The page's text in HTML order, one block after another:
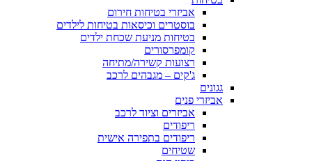
אביזרי בטיחות חירום
בוסטרים וכיסאות בטיחות לילדים
בטיחות מניעת שכחת ילדים
קומפרסורים
רצועות קשירה/מתיחה
ג'קים – מגבהים לרכב
גגונים
אביזרי פנים
אביזרים וציוד לרכב
ריפודים
ריפודים בתפירה אישית
שטיחים